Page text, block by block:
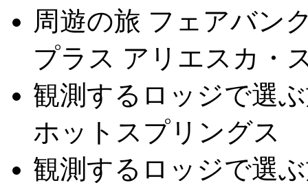
周遊の旅 フェアバン
プラス アリエスカ・
観測するロッジで選
ホットスプリングス
観測するロッジで選